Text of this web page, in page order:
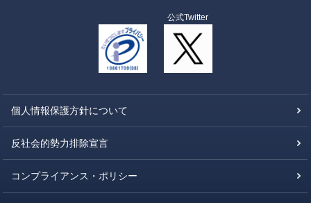
公式Twitter
個人情報保護方針について
反社会的勢力排除宣言
コンプライアンス・ポリシー